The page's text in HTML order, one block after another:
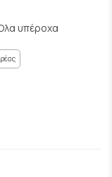
υπέροχα